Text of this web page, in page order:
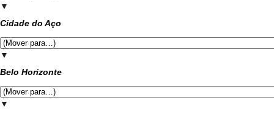
▼
Cidade do Aço
▼
Belo Horizonte
▼